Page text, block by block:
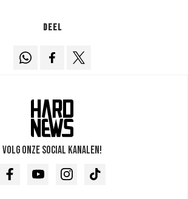
Deel
Volg onze social kanalen!
FacebookYoutubeInstagramTikTok